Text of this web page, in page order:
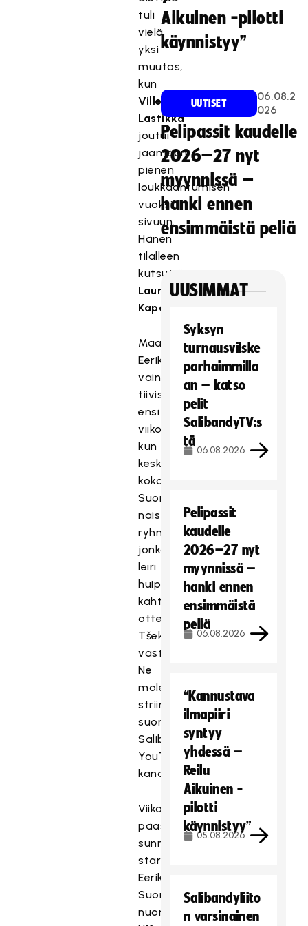
tuli
vielä
yksi
muutos,
kun
Ville
Lastikka
joutui
jäämään
pienen
loukkaantumisen
vuoksi
sivuun.
Hänen
tilalleen
kutsuttiin
Lauri
Kapanen
Maajoukkuehulinat
Eerikkilässä
vain
tiivistyvät
ensi
viikolla,
kun
keskiviikkona
kokoontuu
Suomen
naisten
ryhmä,
jonka
leiri
huipentuu
kahteen
otteluun
Tšekkiä
vastaan.
Ne
molemmat
striimataan
suorina
Salibandyliiton
YouTube-
kanavalla.
Viikon
päästä
sunnuntaina
starttaa
Eerikkilässä
Suomen
nuoremman
Aikuinen -pilotti
käynnistyy”
UUTISET
06.08.2
026
Pelipassit kaudelle
2026–27 nyt
myynnissä –
hanki ennen
ensimmäistä peliä
UUSIMMAT
Syksyn
turnausvilske
parhaimmilla
an – katso
pelit
SalibandyTV:s
tä
06.08.2026
Pelipassit
kaudelle
2026–27 nyt
myynnissä –
hanki ennen
ensimmäistä
peliä
06.08.2026
“Kannustava
ilmapiiri
syntyy
yhdessä –
Reilu
Aikuinen -
pilotti
käynnistyy”
05.08.2026
Salibandyliito
n varsinainen